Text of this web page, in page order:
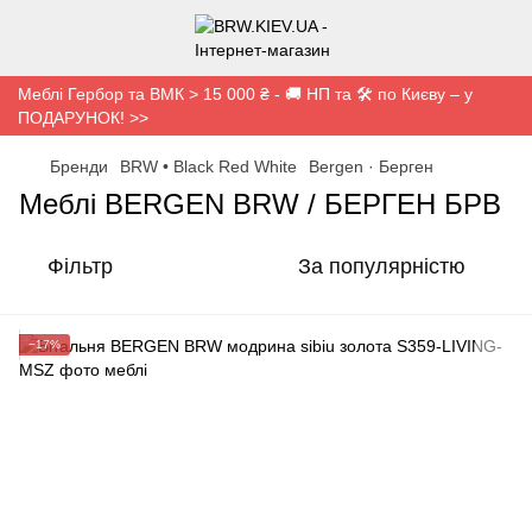
Меблі Гербор та ВМК > 15 000 ₴ - 🚚 НП та 🛠️ по Києву – у
ПОДАРУНОК! >>
Бренди BRW • Black Red White Bergen · Берген
Меблі BERGEN BRW / БЕРГЕН БРВ
Фільтр За популярністю
−17%